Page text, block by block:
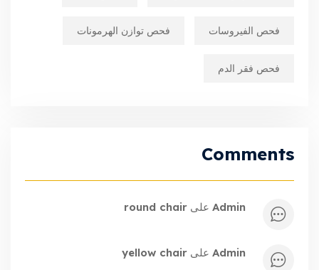
فحص الفيروسات فحص توازن الهرمونات
فحص فقر الدم
Comments
admin على round chair
admin على yellow chair